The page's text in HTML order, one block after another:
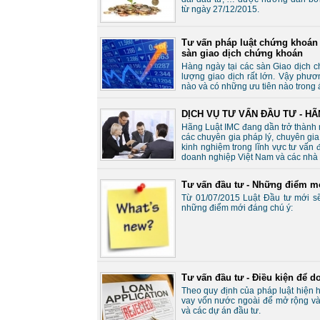
từ ngày 27/12/2015.
Tư vấn pháp luật chứng
sàn giao dịch chứng khoán
Hàng ngày tại các sàn Giao dịch
lượng giao dịch rất lớn. Vậy
nào và có những ưu tiên nào trong
DỊCH VỤ TƯ VẤN ĐẦU TƯ -
Hãng Luật IMC đang dần trở
các chuyên gia pháp lý, chuyên
kinh nghiệm trong lĩnh vực tư vấn
doanh nghiệp Việt Nam và các
Tư vấn đầu tư - Những điểm
Từ 01/07/2015 Luật Đầu tư mới
những điểm mới đáng chú ý:
Tư vấn đầu tư - Điều kiện để
Theo quy định của pháp luật hiện
vay vốn nước ngoài để mở rộng
và các dự án đầu tư.